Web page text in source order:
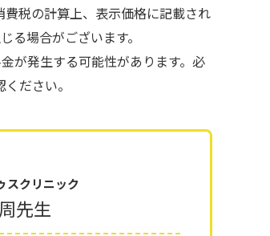
税の計算上、表示価格に記載され
る場合がございます。
が発生する可能性があります。必
ださい。
スクリニック
先生